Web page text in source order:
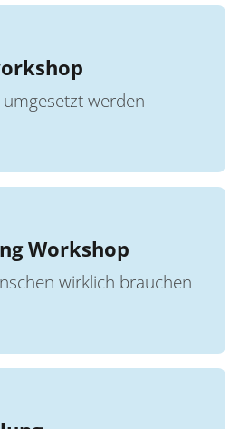
werden
Workshop
wirklich brauchen